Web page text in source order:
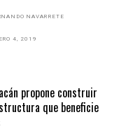
NAVARRETE
4, 2019
propone construir
que beneficie